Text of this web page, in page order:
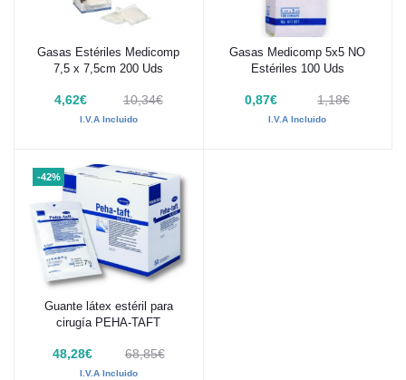
Añadir al carrito
Gasas Estériles Medicomp
7,5 x 7,5cm 200 Uds
4,62€ 10,34€
I.V.A Incluido
Añadir al carrito
Gasas Medicomp 5x5 NO
Estériles 100 Uds
0,87€ 1,18€
I.V.A Incluido
-42%
Añadir al carrito
Guante látex estéril para
cirugía PEHA-TAFT
48,28€ 68,85€
I.V.A Incluido